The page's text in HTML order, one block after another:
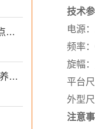
MGC-350BP智能光照培养箱的优点说明
数字式酸度计的使用校准、电极保养及缓冲液配置保存
技术参
电源
频率
旋幅
平台
外型
注意事